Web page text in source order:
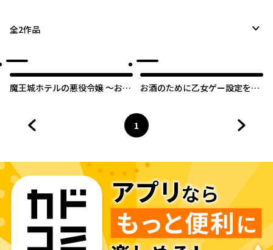
全2作品
魔王城ホテルの悪役令嬢 ～お客
お酒のために乙女ゲー設定をぶ
ト令嬢になりました
ページ
1
へ